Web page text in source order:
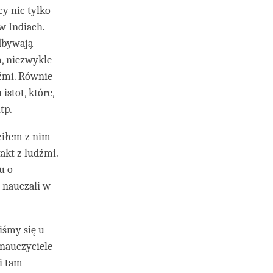
nic tylko
Indiach.
niezwykle
Równie
istot, które,
z nim
z ludźmi.
o
w
się u
tam